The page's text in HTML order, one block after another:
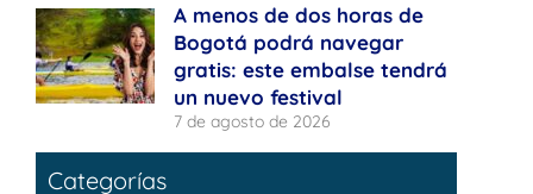
A menos de dos horas de
Bogotá podrá navegar
gratis: este embalse tendrá
un nuevo festival
7 de agosto de 2026
Categorías